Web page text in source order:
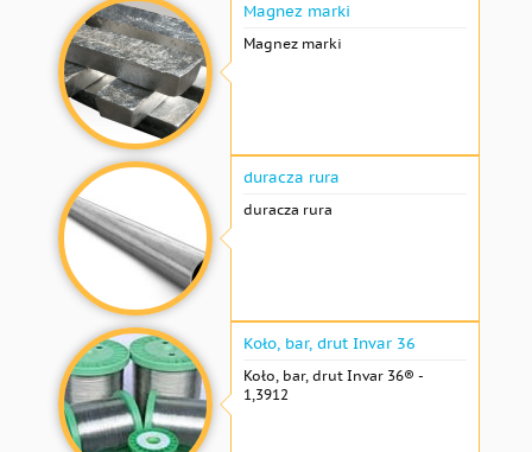
Magnez marki
Magnez marki
duracza rura
duracza rura
Koło, bar, drut Invar 36
Koło, bar, drut Invar 36® -
1,3912